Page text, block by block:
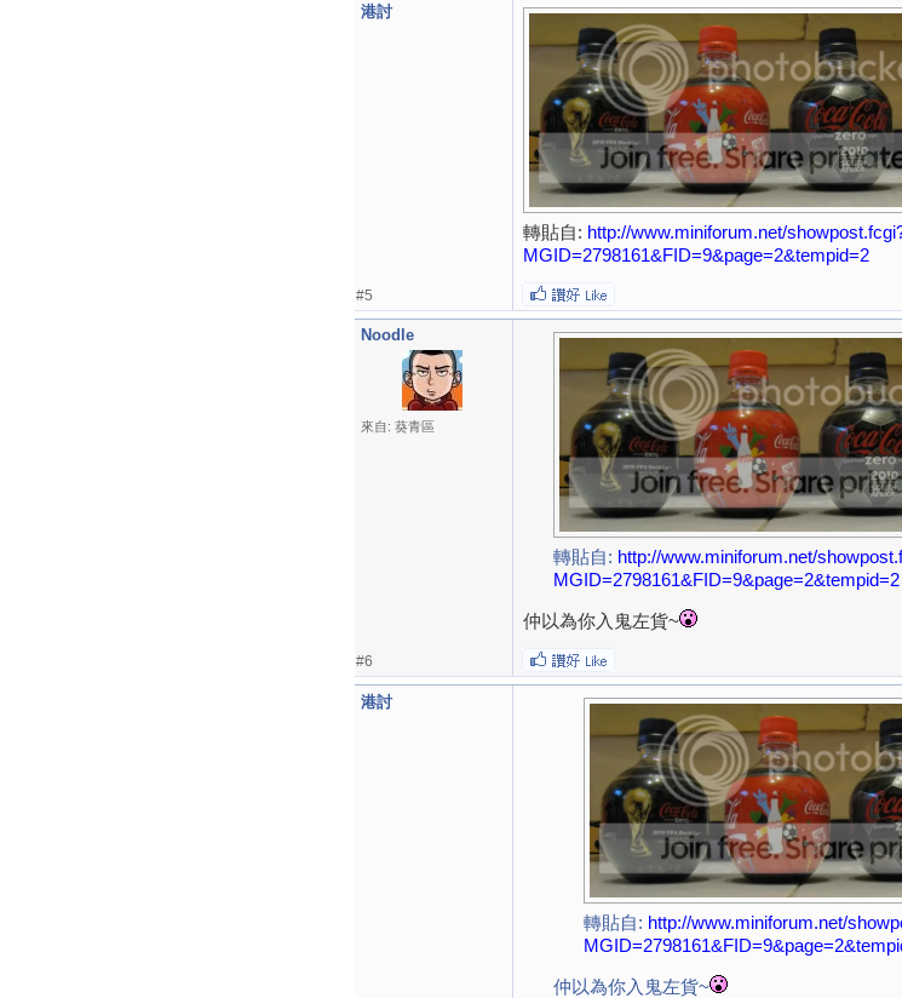
港討
轉貼自: http://www.miniforum.net/
MGID=2798161&FID=9&page=2&tempid=2
#5
Noodle
來自: 葵青區
轉貼自: http://www.miniforum.net/
MGID=2798161&FID=9&page=2&tempid=2
仲以為你入鬼左貨~
#6
港討
轉貼自: http://www.miniforum.net/
仲以為你入鬼左貨~